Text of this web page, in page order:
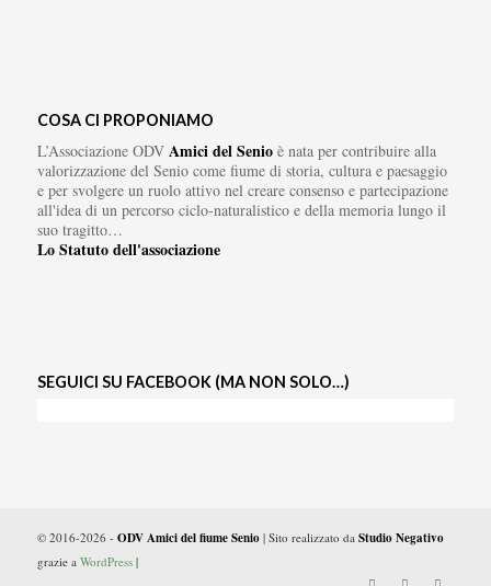
COSA CI PROPONIAMO
L’Associazione ODV Amici del Senioè nata per contribuire alla
valorizzazione del Senio come fiume di storia, cultura e paesaggio
e per svolgere un ruolo attivo nel creare consenso e partecipazione
all'idea di un percorso ciclo-naturalistico e della memoria lungo il
suo tragitto…
Lo Statuto dell'associazione
SEGUICI SU FACEBOOK (MA NON SOLO…)
© 2016-2026 - ODV Amici del fiume Senio| Sito realizzato da Studio Negativo
grazie a WordPress|